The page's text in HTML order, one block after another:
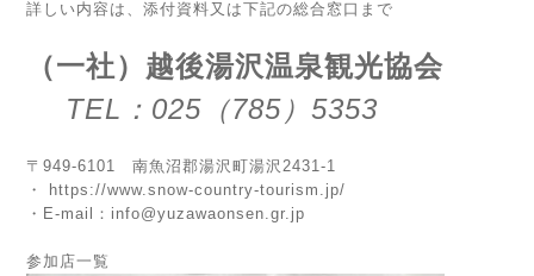
詳しい内容は、添付資料又は下記の総合窓口まで
（一社）越後湯沢温泉観光協会
TEL：025（785）5353
〒949-6101 南魚沼郡湯沢町湯沢2431-1
・
https://www.snow-country-tourism.jp/
・E-mail： info@yuzawaonsen.gr.jp
参加店一覧